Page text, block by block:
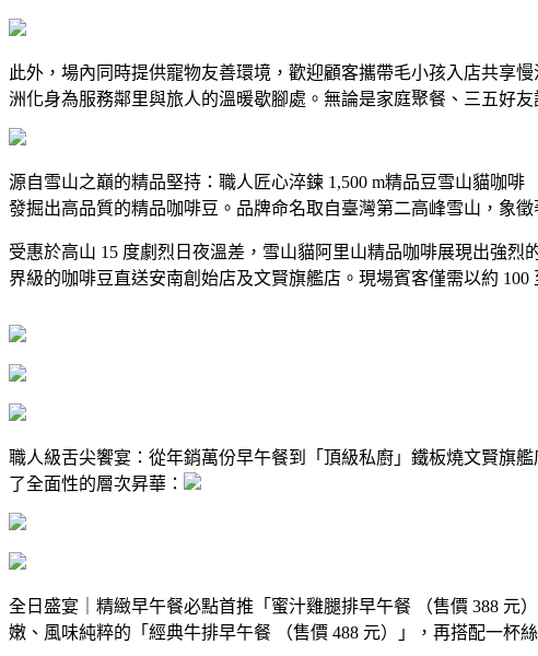
此外，場內同時提供寵物友善環境，歡迎顧客攜帶毛小孩入店共享
洲化身為服務鄰里與旅人的溫暖歇腳處。無論是家庭聚餐、三五好
源自雪山之巔的精品堅持：職人匠心淬鍊 1,500 m精品豆雪山貓咖啡
發掘出高品質的精品咖啡豆。品牌命名取自臺灣第二高峰雪山，象
受惠於高山 15 度劇烈日夜溫差，雪山貓阿里山精品咖啡展現出強
界級的咖啡豆直送安南創始店及文賢旗艦店。現場賓客僅需以約
職人級舌尖饗宴：從年銷萬份早午餐到「頂級私廚」鐵板燒文賢旗
了全面性的層次昇華：
全日盛宴｜精緻早午餐必點首推「蜜汁雞腿排早午餐 （售價 388
嫩、風味純粹的「經典牛排早午餐 （售價 488 元）」，再搭配一杯